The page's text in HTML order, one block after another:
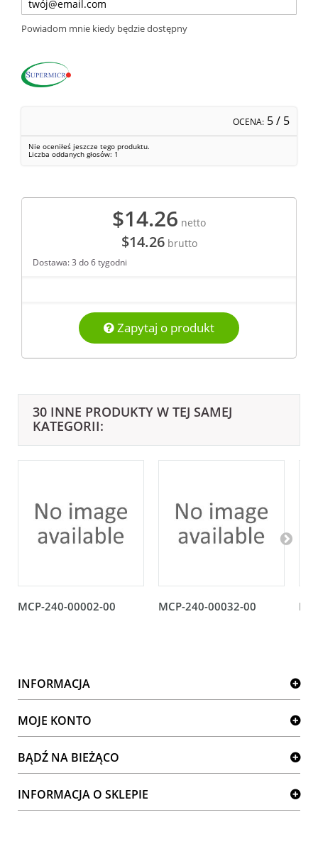
Powiadom mnie kiedy będzie dostępny
OCENA: 5/ 5
Nie oceniłeś jeszcze tego produktu.
Liczba oddanych głosów: 1
$14.26 netto
$14.26brutto
Dostawa: 3 do 6 tygodni
Zapytaj o produkt
30 INNE PRODUKTY W TEJ SAMEJ
KATEGORII:
MCP-240-00002-00 MCP-240-00032-00
INFORMACJA
MOJE KONTO
BĄDŹ NA BIEŻĄCO
INFORMACJA O SKLEPIE